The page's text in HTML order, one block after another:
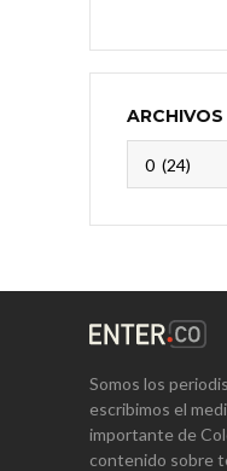
ARCHIVOS
Somos los
escribimos el
importante de
contenido sobre